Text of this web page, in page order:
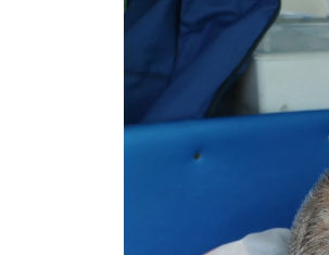
ประกาศจัดซื้อ-จัดจ้างภาครัฐ
รายงานผู้ใช้บริการกล้อง CCTV
ข้อมูลการเลือกตั้ง
นโยบายคุ้มครองข้อมูลส่วนบุคคล